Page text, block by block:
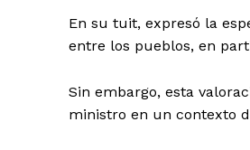
En su tuit, expresó la
entre los pueblos, en
Sin embargo, esta
ministro en un contexto